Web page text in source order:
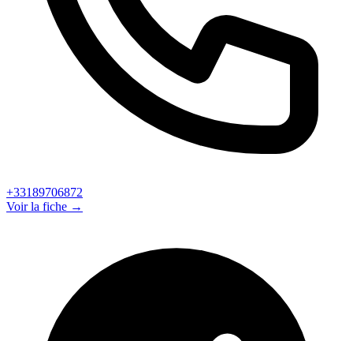
+33189706872
Voir la fiche →